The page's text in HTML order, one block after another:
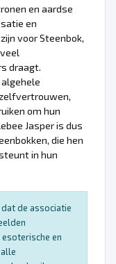
en aardse
en
voor Steenbok,
draagt.
om hun
Jasper is dus
die hen
in hun
de associatie
en